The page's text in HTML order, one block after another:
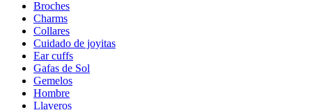
Broches
Charms
Collares
Cuidado de joyitas
Ear cuffs
Gafas de Sol
Gemelos
Hombre
Llaveros